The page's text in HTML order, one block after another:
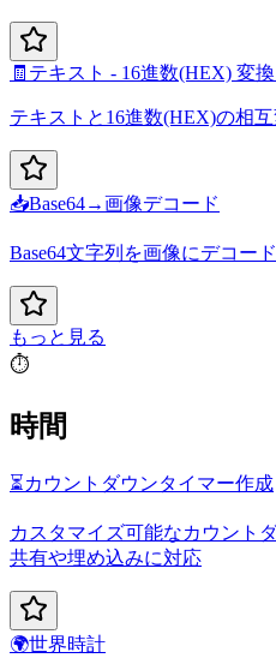
🧾 テキスト - 16進数(HEX) 変
テキストと16進数(HEX)の相
📥Base64→画像デコード
Base64文字列を画像にデコー
もっと見る
⏱️
時間
⏳ カウントダウンタイマー作成
カスタマイズ可能なカウント
共有や埋め込みに対応
🌍世界時計